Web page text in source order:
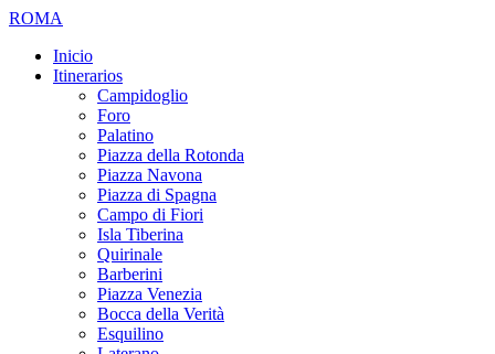
ROMA
Inicio
Itinerarios
Campidoglio
Foro
Palatino
Piazza della Rotonda
Piazza Navona
Piazza di Spagna
Campo di Fiori
Isla Tiberina
Quirinale
Barberini
Piazza Venezia
Bocca della Verità
Esquilino